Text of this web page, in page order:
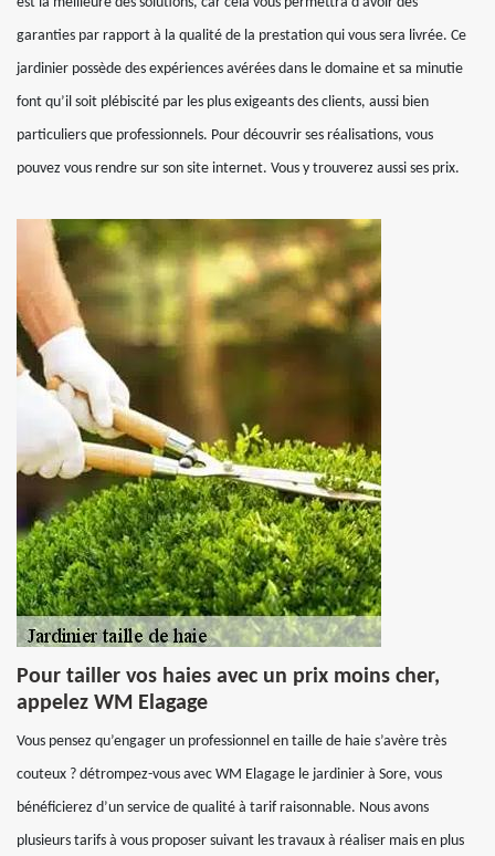
garanties par rapport à la qualité de la prestation qui vous sera livrée. Ce
jardinier possède des expériences avérées dans le domaine et sa minutie
font qu’il soit plébiscité par les plus exigeants des clients, aussi bien
particuliers que professionnels. Pour découvrir ses réalisations, vous
pouvez vous rendre sur son site internet. Vous y trouverez aussi ses prix.
Pour tailler vos haies avec un prix moins cher,
appelez WM Elagage
Vous pensez qu’engager un professionnel en taille de haie s’avère très
couteux ? détrompez-vous avec WM Elagage le jardinier à Sore, vous
bénéficierez d’un service de qualité à tarif raisonnable. Nous avons
plusieurs tarifs à vous proposer suivant les travaux à réaliser mais en plus